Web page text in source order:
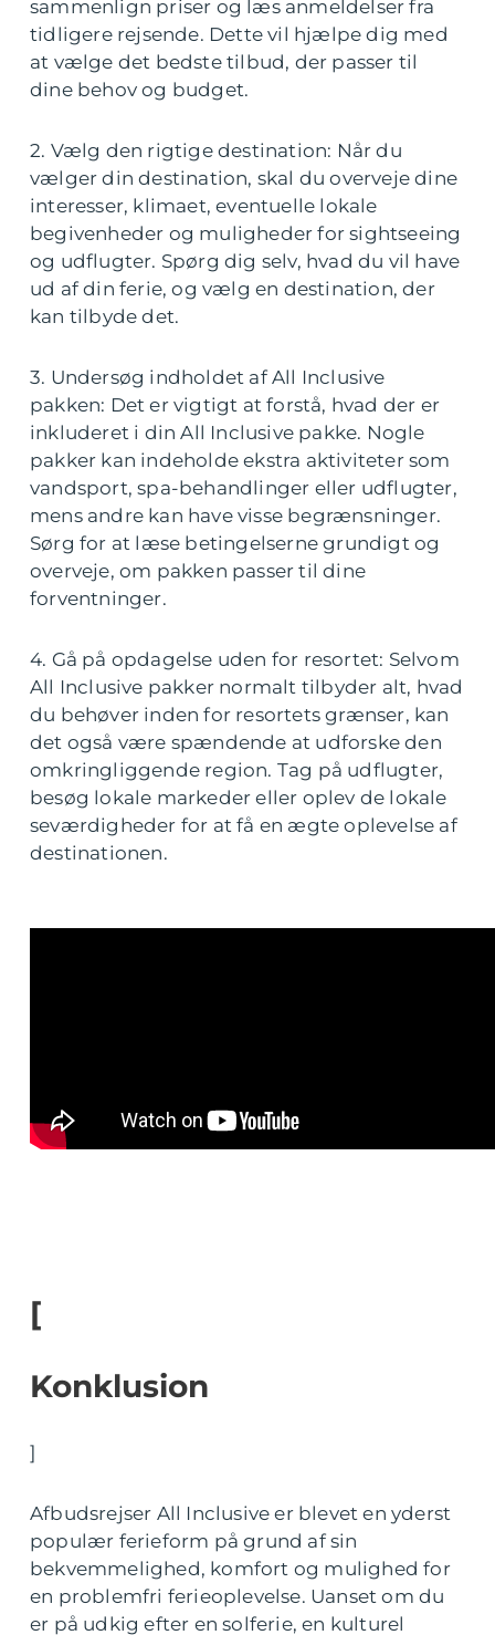
sammenlign priser og læs anmeldelser fra
tidligere rejsende. Dette vil hjælpe dig med
at vælge det bedste tilbud, der passer til
dine behov og budget.
2. Vælg den rigtige destination: Når du
vælger din destination, skal du overveje dine
interesser, klimaet, eventuelle lokale
begivenheder og muligheder for sightseeing
og udflugter. Spørg dig selv, hvad du vil have
ud af din ferie, og vælg en destination, der
kan tilbyde det.
3. Undersøg indholdet af All Inclusive
pakken: Det er vigtigt at forstå, hvad der er
inkluderet i din All Inclusive pakke. Nogle
pakker kan indeholde ekstra aktiviteter som
vandsport, spa-behandlinger eller udflugter,
mens andre kan have visse begrænsninger.
Sørg for at læse betingelserne grundigt og
overveje, om pakken passer til dine
forventninger.
4. Gå på opdagelse uden for resortet: Selvom
All Inclusive pakker normalt tilbyder alt, hvad
du behøver inden for resortets grænser, kan
det også være spændende at udforske den
omkringliggende region. Tag på udflugter,
besøg lokale markeder eller oplev de lokale
seværdigheder for at få en ægte oplevelse af
destinationen.
[
Konklusion
]
Afbudsrejser All Inclusive er blevet en yderst
populær ferieform på grund af sin
bekvemmelighed, komfort og mulighed for
en problemfri ferieoplevelse. Uanset om du
er på udkig efter en solferie, en kulturel